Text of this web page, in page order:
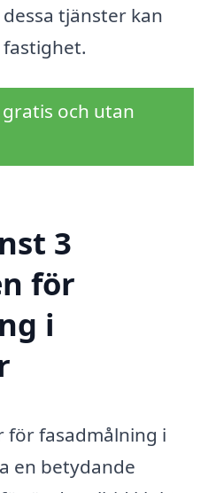
tjänster kan
och utan
3
för
i
fasadmålning i
en betydande